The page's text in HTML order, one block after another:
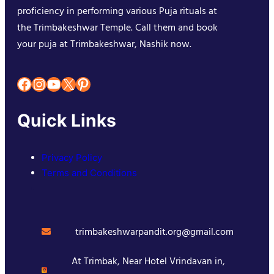
proficiency in performing various Puja rituals at
the Trimbakeshwar Temple. Call them and book
your puja at Trimbakeshwar, Nashik now.
Facebook InstagramYouTube X Pinterest
Quick Links
Privacy Policy
Terms and Conditions
trimbakeshwarpandit.org@gmail.com
At Trimbak, Near Hotel Vrindavan in,